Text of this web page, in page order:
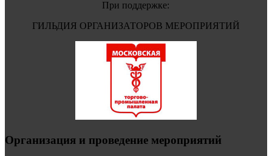
При поддержке:
ГИЛЬДИЯ ОРГАНИЗАТОРОВ МЕРОПРИЯТИЙ
Организация и проведение мероприятий